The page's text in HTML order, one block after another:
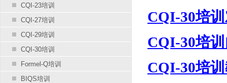
CQI-23培训
CQI-27培训
CQI-29培训
CQI-30培训
Formel-Q培训
BIQS培训
CQI-30培
CQI-30培
CQI-30培